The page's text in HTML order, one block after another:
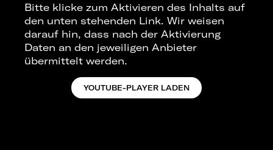
Bitte klicke zum Aktivieren des Inhalts auf
den unten stehenden Link. Wir weisen
darauf hin, dass nach der Aktivierung
Daten an den jeweiligen Anbieter
übermittelt werden.
YOUTUBE-PLAYER LADEN